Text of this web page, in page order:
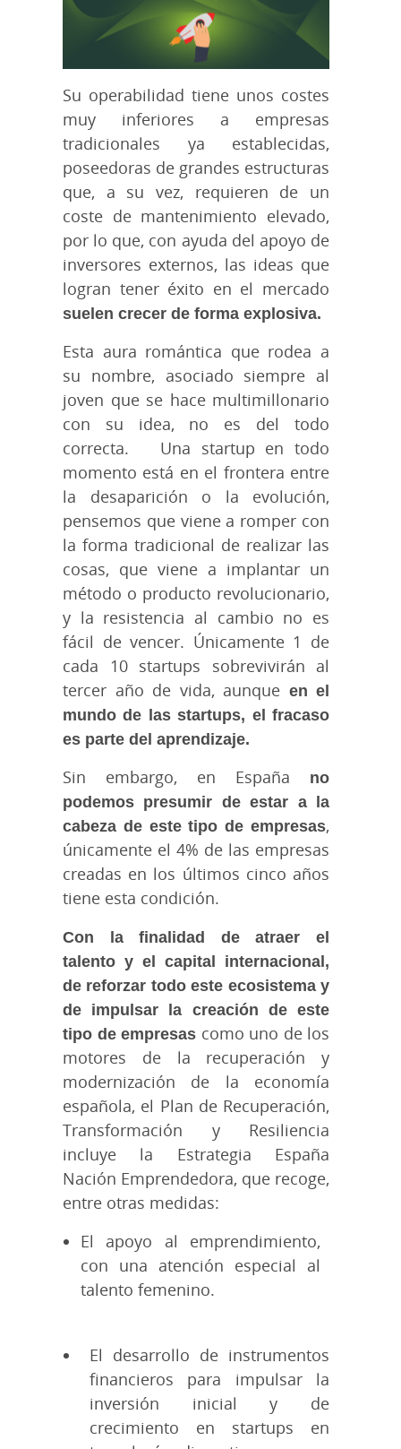
Su operabilidad tiene unos costes
muy inferiores a empresas
tradicionales ya establecidas,
poseedoras de grandes estructuras
que, a su vez, requieren de un
coste de mantenimiento elevado,
por lo que, con ayuda del apoyo de
inversores externos, las ideas que
logran tener éxito en el mercado
suelen crecer de forma explosiva.
Esta aura romántica que rodea a
su nombre, asociado siempre al
joven que se hace multimillonario
con su idea, no es del todo
correcta. Una startup en todo
momento está en el frontera entre
la desaparición o la evolución,
pensemos que viene a romper con
la forma tradicional de realizar las
cosas, que viene a implantar un
método o producto revolucionario,
y la resistencia al cambio no es
fácil de vencer. Únicamente 1 de
cada 10 startups sobrevivirán al
tercer año de vida, aunque en el
mundo de las startups, el fracaso
es parte del aprendizaje.
Sin embargo, en España no
podemos presumir de estar a la
cabeza de este tipo de empresas,
únicamente el 4% de las empresas
creadas en los últimos cinco años
tiene esta condición.
Con la finalidad de atraer el
talento y el capital internacional,
de reforzar todo este ecosistema y
de impulsar la creación de este
tipo de empresas como uno de los
motores de la recuperación y
modernización de la economía
española, el Plan de Recuperación,
Transformación y Resiliencia
incluye la Estrategia España
Nación Emprendedora, que recoge,
entre otras medidas:
El apoyo al emprendimiento,
con una atención especial al
talento femenino.
El desarrollo de instrumentos
financieros para impulsar la
inversión inicial y de
crecimiento en startups en